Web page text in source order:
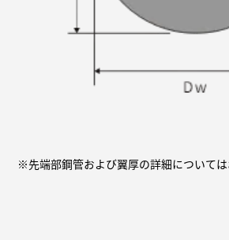
※先端部鋼管および翼厚の詳細については